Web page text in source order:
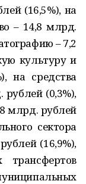
(16,5%), на
– 14,8 млрд.
– 7,2
культуру и
на средства
(0,3%),
млрд. рублей
сектора
(16,9%),
трансфертов